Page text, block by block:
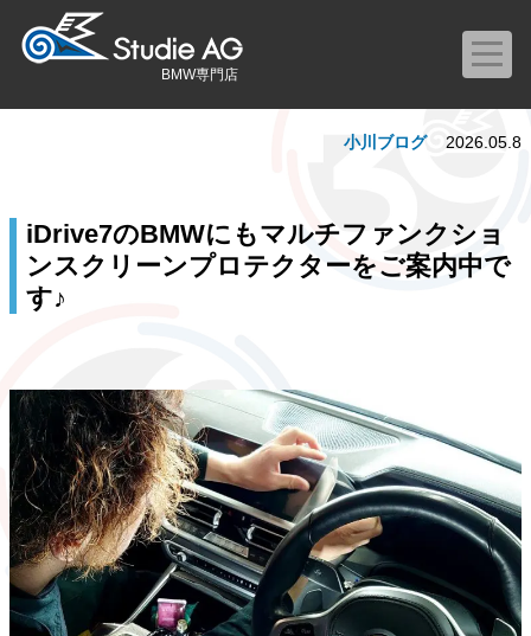
BMW専門店
iDrive7のBMWにもマルチファンクショ
ンスクリーンプロテクターをご案内中で
す♪
小川ブログ 2026.05.8